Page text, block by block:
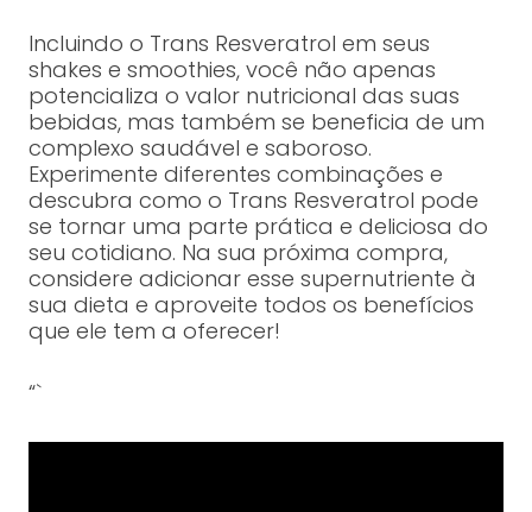
Incluindo o Trans Resveratrol em seus
shakes e smoothies, você não apenas
potencializa o valor nutricional das suas
bebidas, mas também se beneficia de um
complexo saudável e saboroso.
Experimente diferentes combinações e
descubra como o Trans Resveratrol pode
se tornar uma parte prática e deliciosa do
seu cotidiano. Na sua próxima compra,
considere adicionar esse supernutriente à
sua dieta e aproveite todos os benefícios
que ele tem a oferecer!
“`